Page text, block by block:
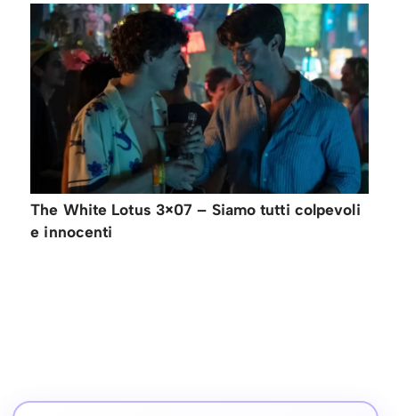
The White Lotus 3×07 – Siamo tutti colpevoli
e innocenti